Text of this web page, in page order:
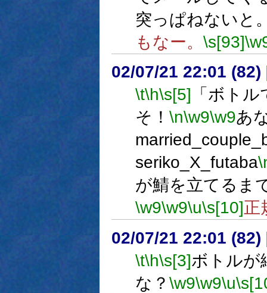
突っぱねないと
もなー。 \s[93]
02/07/21 22:01 (82)
\t\h\s[5]
「ボト
そ！ \n\w9\w9あ
seriko_X_futaba
が鯖を立てるま
\w9\w9\u\s[10]正
02/07/21 22:01 (82)
\t\h\s[3]ボトルが
な？ \w9\w9\u